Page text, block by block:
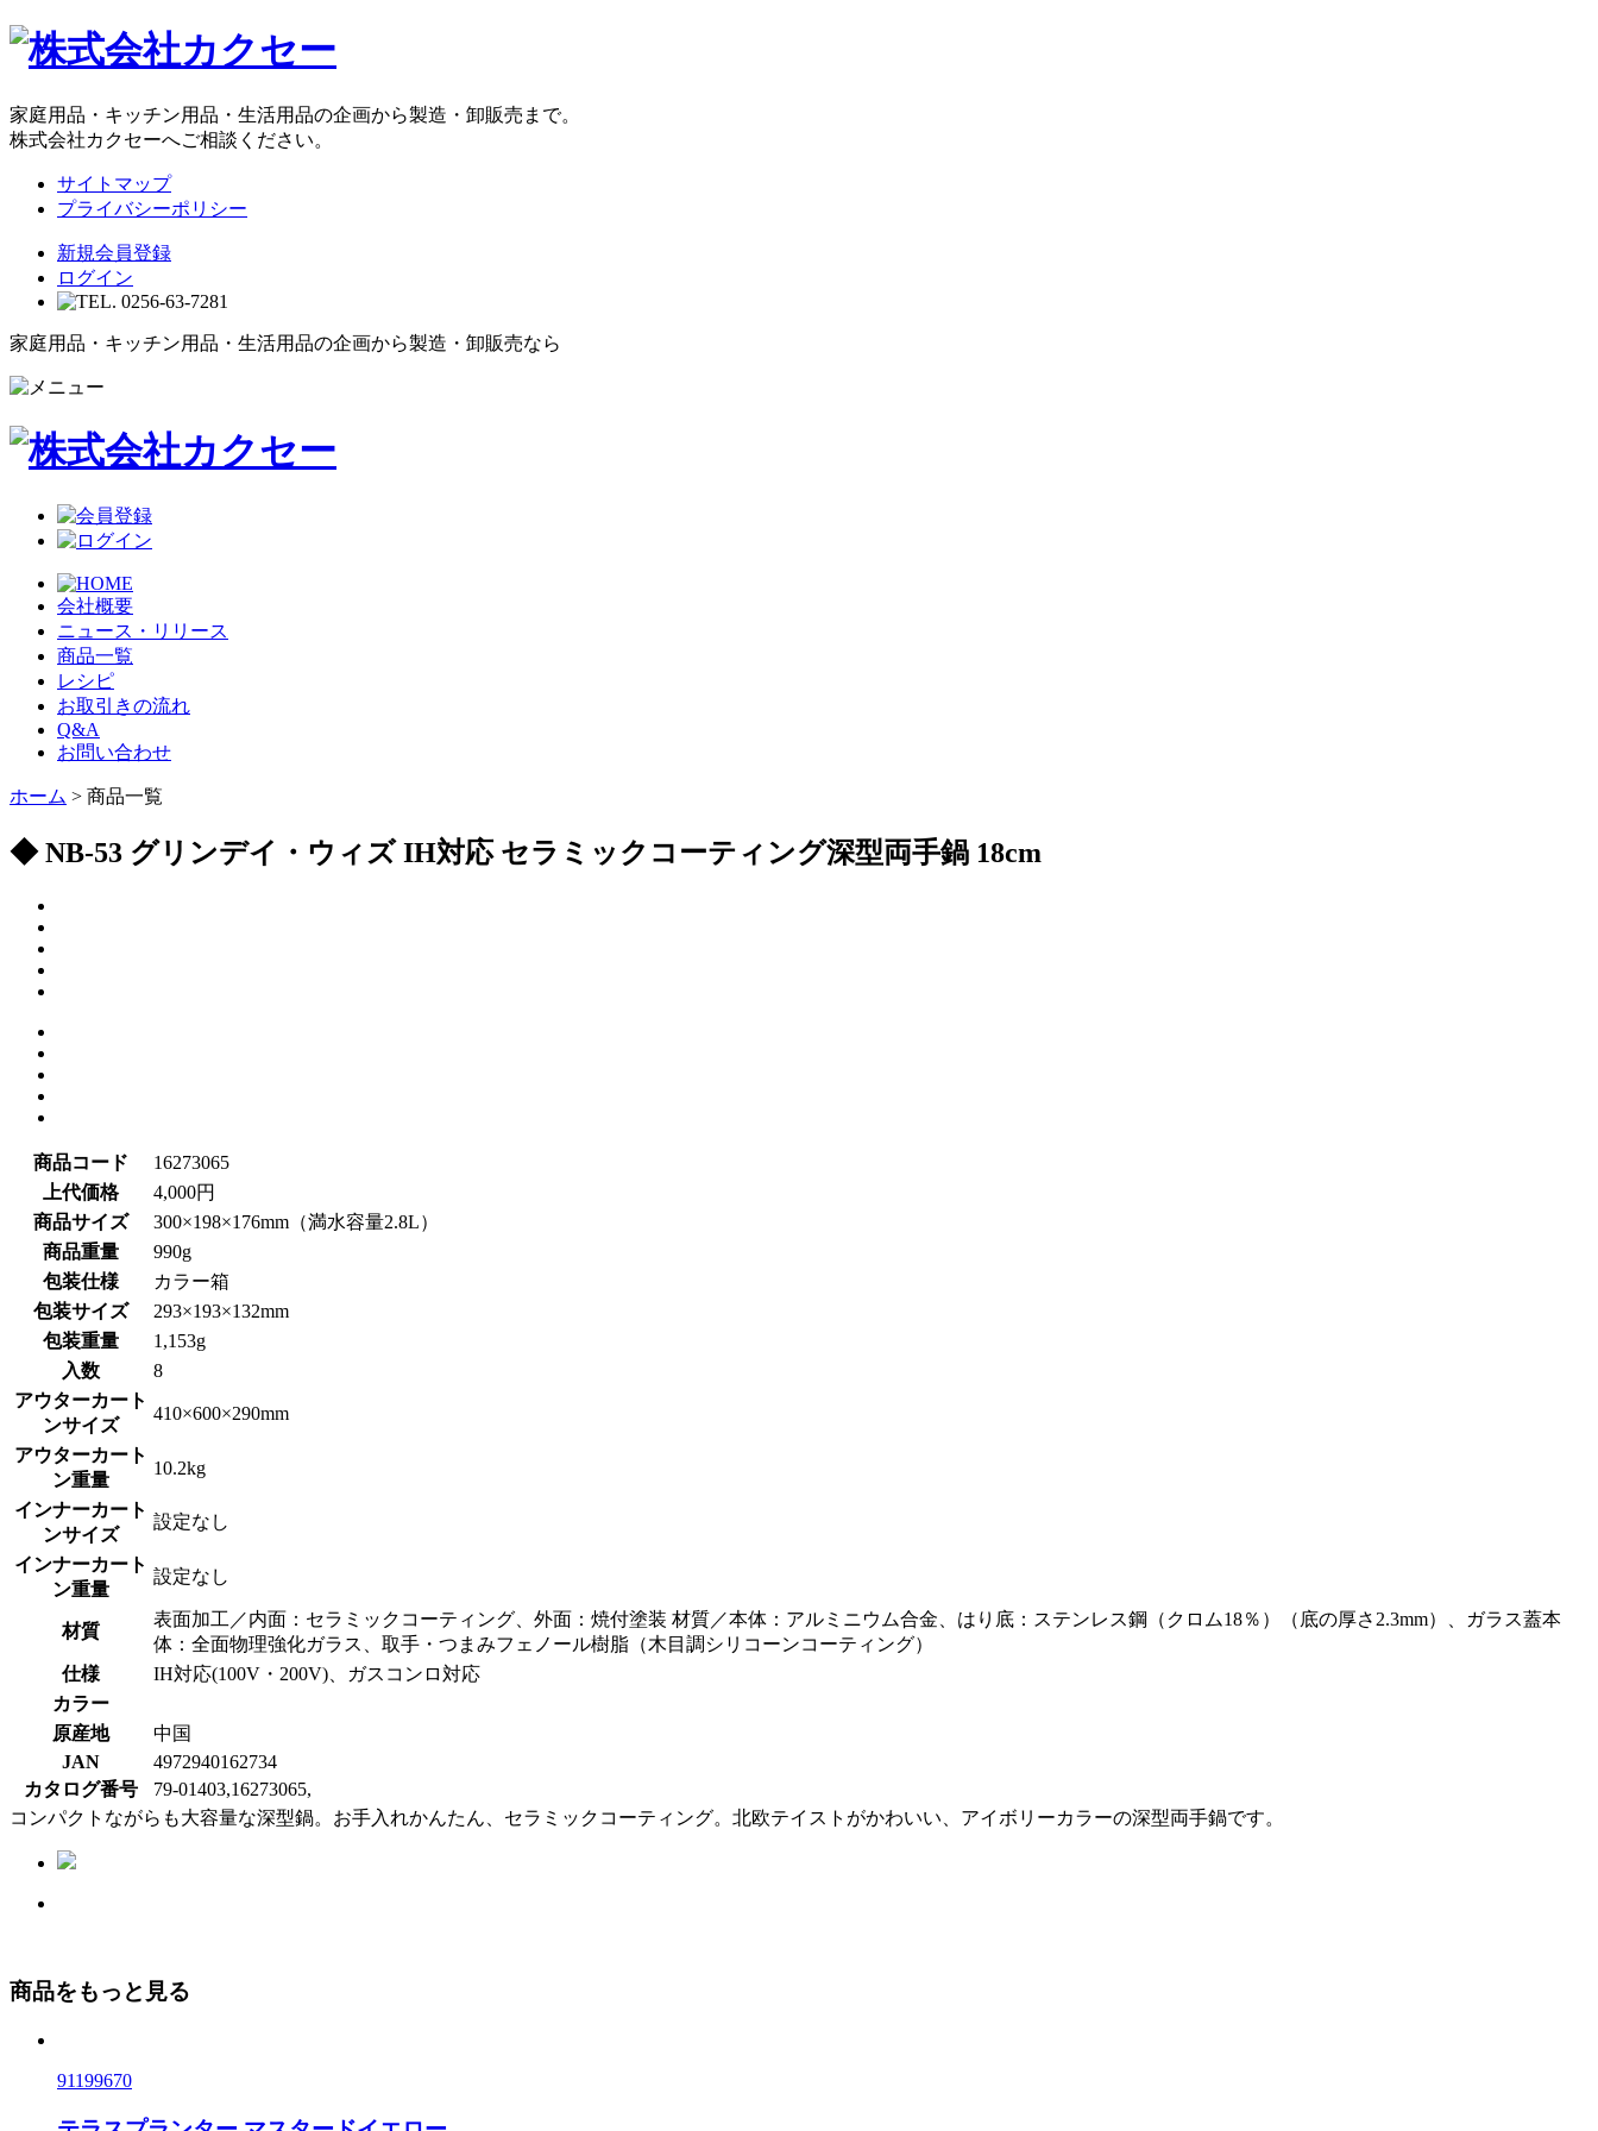
家庭用品・キッチン用品・生活用品の企画から製造・卸販売まで。
株式会社カクセーへご相談ください。
サイトマップ
プライバシーポリシー
新規会員登録
ログイン
家庭用品・キッチン用品・生活用品の企画から製造・卸販売なら
会社概要
ニュース・リリース
商品一覧
レシピ
お取引きの流れ
Q&A
お問い合わせ
ホーム > 商品一覧
◆ NB-53 グリンデイ・ウィズ IH対応 セラミックコーティング深型両手鍋 18cm
商品コード
16273065
上代価格
4,000円
商品サイズ
300×198×176mm（満水容量2.8L）
商品重量
990g
包装仕様
カラー箱
包装サイズ
293×193×132mm
包装重量
1,153g
入数
8
アウターカート
ンサイズ
410×600×290mm
アウターカート
ン重量
10.2kg
インナーカート
ンサイズ
設定なし
インナーカート
ン重量
設定なし
材質
表面加工／内面：セラミックコーティング、外面：焼付塗装 材質／本体：アルミニウム合金、はり底：ステンレス鋼（クロム18％）（底の厚さ2.3mm）、ガラス蓋本
体：全面物理強化ガラス、取手・つまみフェノール樹脂（木目調シリコーンコーティング）
仕様
IH対応(100V・200V)、ガスコンロ対応
カラー
原産地
中国
JAN
4972940162734
カタログ番号
79-01403,16273065,
コンパクトながらも大容量な深型鍋。お手入れかんたん、セラミックコーティング。北欧テイストがかわいい、アイボリーカラーの深型両手鍋です。
商品をもっと見る
91199670